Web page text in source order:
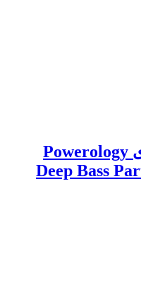
اسپیکر بلوتوثی پاورولوژی Powerology
Deep Bass